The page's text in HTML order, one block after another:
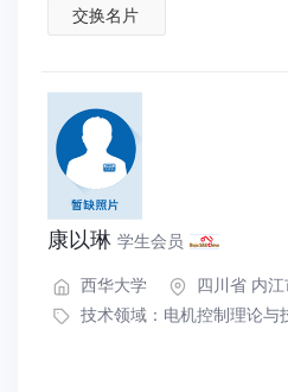
交换名片
康以琳 学生会员
西华大学
四川省 内
技术领域： 电机控制理论与